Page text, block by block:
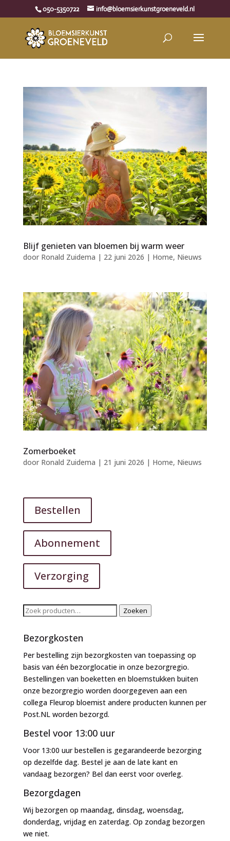
050-5350722 info@bloemsierkunstgroeneveld.nl
Blijf genieten van bloemen bij warm weer
door Ronald Zuidema | 22 juni 2026 | Home, Nieuws
Zomerboeket
door Ronald Zuidema | 21 juni 2026 | Home, Nieuws
Bestellen
Abonnement
Verzorging
Zoeken
Zoeken
Bezorgkosten
Per bestelling zijn bezorgkosten van toepassing op
basis van één bezorglocatie in onze bezorgregio.
Bestellingen van boeketten en bloemstukken buiten
onze bezorgregio worden doorgegeven aan een
collega Fleurop bloemist andere producten kunnen per
Post.NL worden bezorgd.
Bestel voor 13:00 uur
Voor 13:00 uur bestellen is gegarandeerde bezorging
op dezelfde dag. Bestel je aan de late kant en
vandaag bezorgen? Bel dan eerst voor overleg.
Bezorgdagen
Wij bezorgen op maandag, dinsdag, woensdag,
donderdag, vrijdag en zaterdag. Op zondag bezorgen
we niet.